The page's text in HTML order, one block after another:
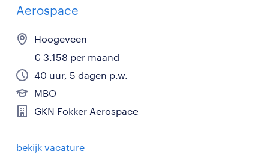
Aerospace
Hoogeveen
€ 3.158 per maand
40 uur, 5 dagen p.w.
MBO
GKN Fokker Aerospace
bekijk vacature